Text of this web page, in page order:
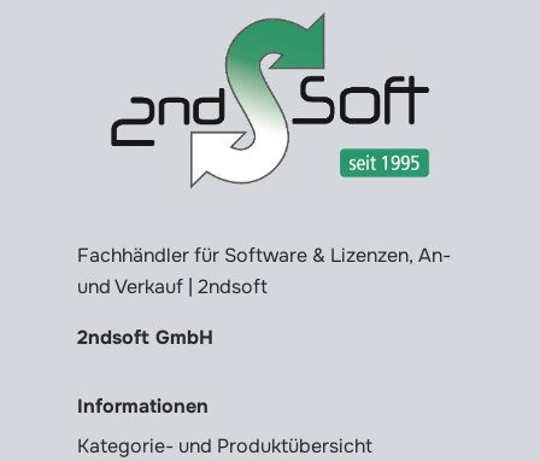
Fachhändler für Software & Lizenzen, An-
und Verkauf | 2ndsoft
2ndsoft GmbH
Informationen
Kategorie- und Produktübersicht